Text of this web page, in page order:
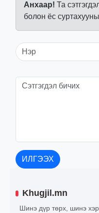
Анхаар! Та
болон ёс
ИЛГЭЭХ
Khugjil.mn
Шинэ дүр төрх, шинэ